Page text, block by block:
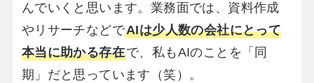
んでいくと思います。業務面では、資料作成
やリサーチなどでAIは少人数の会社にとって
本当に助かる存在で、私もAIのことを「同
期」だと思っています（笑）。